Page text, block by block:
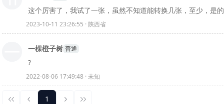
这个厉害了，我试了一张，虽然不知道能转换几张，至少，是
2023-10-11 23:26:55 · 陕西省
一棵橙子树 普通
?
2022-08-06 17:49:48 · 未知
1